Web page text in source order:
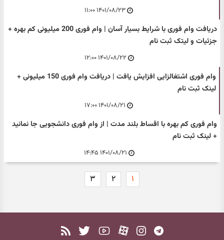
۱۴۰۱/۰۸/۲۳ ۱۱:۰۰
دریافت وام فوری با شرایط بسیار آسان | وام فوری 200 میلیونی کم بهره +
جزئیات و لیتک ثبت نام
۱۴۰۱/۰۸/۲۲ ۱۲:۰۰
وام فوری اشتغالزایی افزایش یافت | دریافت وام فوری 150 میلیونی +
لینک ثبت نام
۱۴۰۱/۰۸/۲۱ ۱۷:۰۰
وام فوری کم بهره با اقساط بلند مدت | از وام فوری دانشجویی جا نمانید
+ لینک ثبت نام
۱۴۰۱/۰۸/۲۱ ۱۴:۴۵
۱ ۲ ۳